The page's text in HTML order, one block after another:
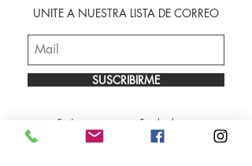
UNITE A NUESTRA LISTA DE CORREO
SUSCRIBIRME
Envíos
Sobre nosotros
Facebook
Instagram